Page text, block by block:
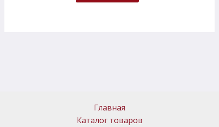
Главная
Каталог товаров